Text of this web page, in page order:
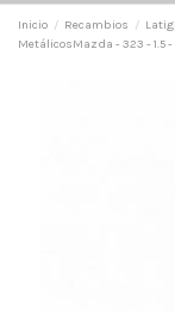
Inicio Recambios
MetálicosMazda - 323 - 1.5 -